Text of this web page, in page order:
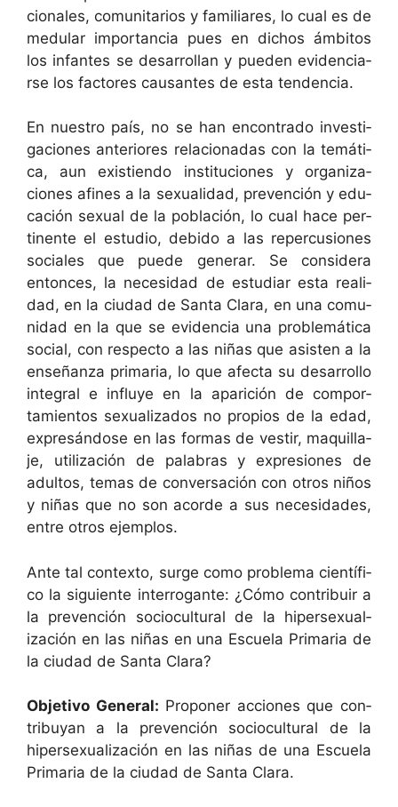
cionales, comu­ni­tar­ios y famil­iares, lo cual es de
medu­lar impor­tan­cia pues en dichos ámbitos
los infantes se desar­rol­lan y pueden evi­den­cia­
rse los fac­tores cau­santes de esta tendencia.
En nue­stro país, no se han encon­tra­do inves­ti­
ga­ciones ante­ri­ores rela­cionadas con la temáti­
ca, aun existien­do insti­tu­ciones y orga­ni­za­
ciones afines a la sex­u­al­i­dad, pre­ven­ción y edu­
cación sex­u­al de la población, lo cual hace per­
ti­nente el estu­dio, debido a las reper­cu­siones
sociales que puede gener­ar. Se con­sid­era
entonces, la necesi­dad de estu­di­ar esta real­i­
dad, en la ciu­dad de San­ta Clara, en una comu­
nidad en la que se evi­den­cia una prob­lemáti­ca
social, con respec­to a las niñas que asis­ten a la
enseñan­za pri­maria, lo que afec­ta su desar­rol­lo
inte­gral e influye en la apari­ción de com­por­
tamien­tos sex­u­al­iza­dos no pro­pios de la edad,
expresán­dose en las for­mas de vestir, maquil­la­
je, uti­lización de pal­abras y expre­siones de
adul­tos, temas de con­ver­sación con otros niños
y niñas que no son acorde a sus necesi­dades,
entre otros ejemplos.
Ante tal con­tex­to, surge como prob­le­ma cien­tí­fi­
co la sigu­iente inter­ro­gante: ¿Cómo con­tribuir a
la pre­ven­ción socio­cul­tur­al de la hiper­sex­u­al­
ización en las niñas en una Escuela Pri­maria de
la ciu­dad de San­ta Clara?
Obje­ti­vo Gen­er­al: Pro­pon­er acciones que con­
tribuyan a la pre­ven­ción socio­cul­tur­al de la
hiper­sex­u­al­ización en las niñas de una Escuela
Pri­maria de la ciu­dad de San­ta Clara.